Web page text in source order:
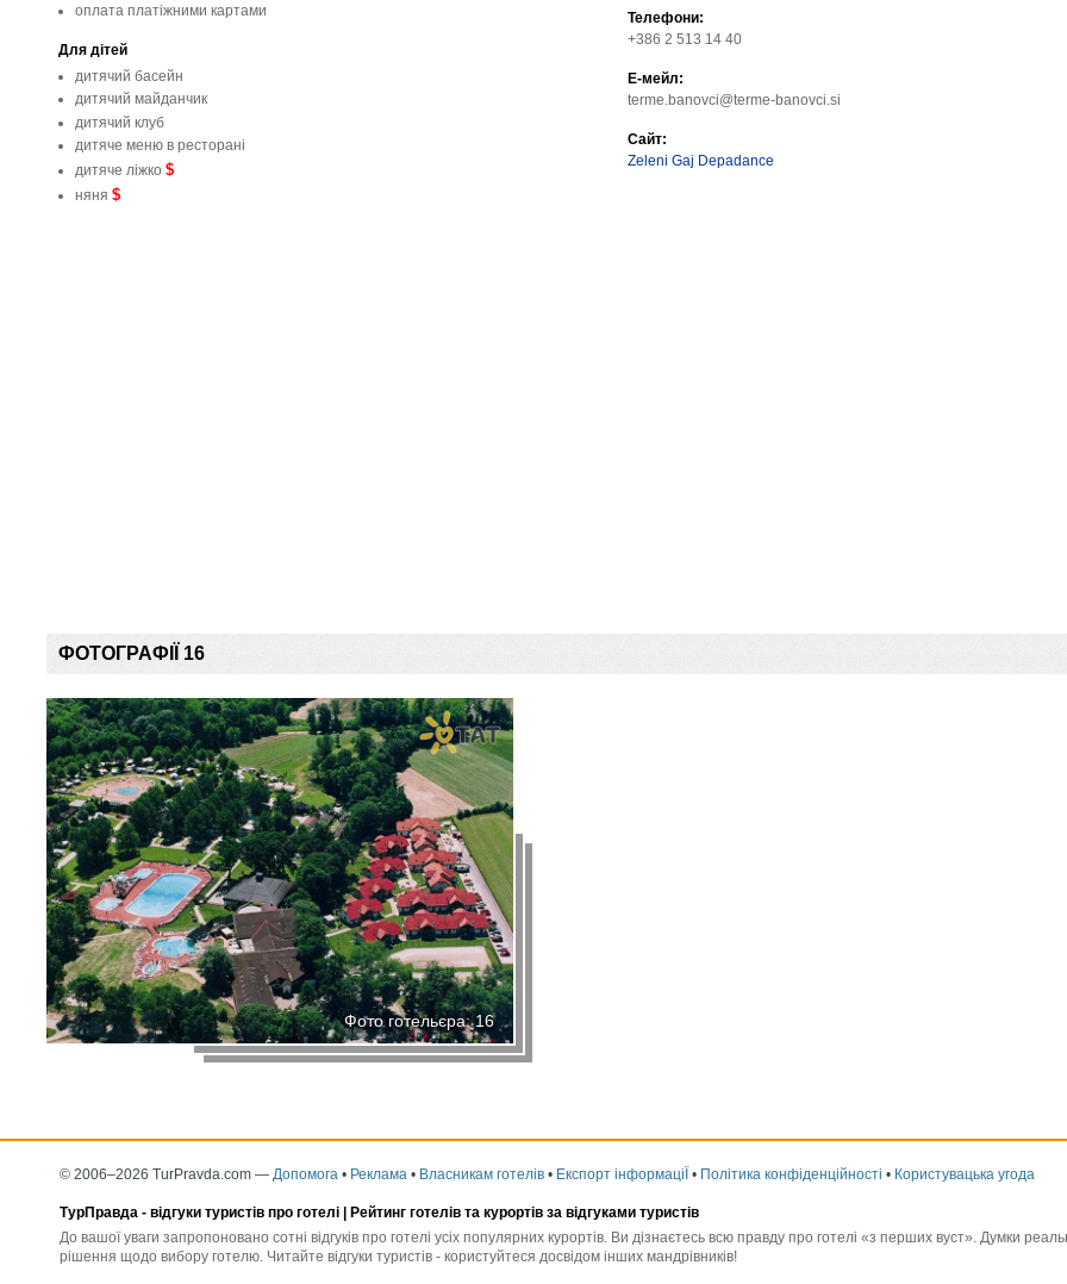
оплата платіжними картами
Для дітей
дитячий басейн
дитячий майданчик
дитячий клуб
дитяче меню в ресторані
дитяче ліжко $
няня $
Телефони:
+386 2 513 14 40
Е-мейл:
terme.banovci@terme-banovci.si
Сайт:
Zeleni Gaj Depadance
ФОТОГРАФІЇ 16
Фото готельєра: 16
© 2006–2026 TurPravda.com — Допомога • Реклама • Власникам готелів • Експорт інформаціЇ • Політика конфіденційності • Користувацька угода
ТурПравда - відгуки туристів про готелі | Рейтинг готелів та курортів за відгуками туристів
До вашої уваги запропоновано сотні відгуків про готелі усіх популярних курортів. Ви дізнаєтесь всю правду про готелі «з перших вуст». Думки
рішення щодо вибору готелю. Читайте відгуки туристів - користуйтеся досвідом інших мандрівників!